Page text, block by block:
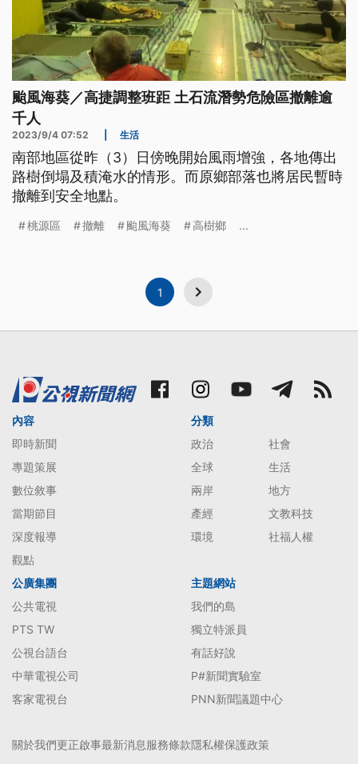
颱風海葵／高捷調整班距 土石流潛勢危險區撤離逾
千人
2023/9/4 07:52 生活
南部地區從昨（3）日傍晚開始風雨增強，各地傳出
路樹倒塌及積淹水的情形。而原鄉部落也將居民暫時
撤離到安全地點。
桃源區 撤離 颱風海葵 高樹鄉 ...
1
內容
即時新聞
專題策展
數位敘事
當期節目
深度報導
觀點
分類
政治
社會
全球
生活
兩岸
地方
產經
文教科技
環境
社福人權
公廣集團
公共電視
PTS TW
公視台語台
中華電視公司
客家電視台
主題網站
我們的島
獨立特派員
有話好說
P#新聞實驗室
PNN新聞議題中心
關於我們更正啟事最新消息服務條款隱私權保護政策